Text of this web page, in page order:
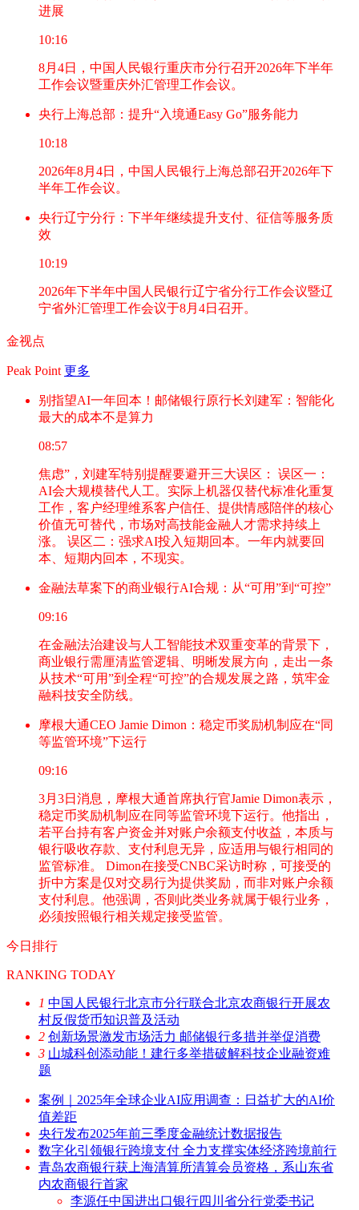
进展
10:16
8月4日，中国人民银行重庆市分行召开2026年下半年
工作会议暨重庆外汇管理工作会议。
央行上海总部：提升“入境通Easy Go”服务能力
10:18
2026年8月4日，中国人民银行上海总部召开2026年下
半年工作会议。
央行辽宁分行：下半年继续提升支付、征信等服务质
效
10:19
2026年下半年中国人民银行辽宁省分行工作会议暨辽
宁省外汇管理工作会议于8月4日召开。
金视点
Peak Point 更多
别指望AI一年回本！邮储银行原行长刘建军：智能化
最大的成本不是算力
08:57
焦虑”，刘建军特别提醒要避开三大误区： 误区一：
AI会大规模替代人工。实际上机器仅替代标准化重复
工作，客户经理维系客户信任、提供情感陪伴的核心
价值无可替代，市场对高技能金融人才需求持续上
涨。 误区二：强求AI投入短期回本。一年内就要回
本、短期内回本，不现实。
金融法草案下的商业银行AI合规：从“可用”到“可控”
09:16
在金融法治建设与人工智能技术双重变革的背景下，
商业银行需厘清监管逻辑、明晰发展方向，走出一条
从技术“可用”到全程“可控”的合规发展之路，筑牢金
融科技安全防线。
摩根大通CEO Jamie Dimon：稳定币奖励机制应在“同
等监管环境”下运行
09:16
3月3日消息，摩根大通首席执行官Jamie Dimon表示，
稳定币奖励机制应在同等监管环境下运行。他指出，
若平台持有客户资金并对账户余额支付收益，本质与
银行吸收存款、支付利息无异，应适用与银行相同的
监管标准。 Dimon在接受CNBC采访时称，可接受的
折中方案是仅对交易行为提供奖励，而非对账户余额
支付利息。他强调，否则此类业务就属于银行业务，
必须按照银行相关规定接受监管。
今日排行
RANKING TODAY
1 中国人民银行北京市分行联合北京农商银行开展农
村反假货币知识普及活动
2 创新场景激发市场活力 邮储银行多措并举促消费
3 山城科创添动能！建行多举措破解科技企业融资难
题
案例｜2025年全球企业AI应用调查：日益扩大的AI价
值差距
央行发布2025年前三季度金融统计数据报告
数字化引领银行跨境支付 全力支撑实体经济跨境前行
青岛农商银行获上海清算所清算会员资格，系山东省
内农商银行首家
李源任中国进出口银行四川省分行党委书记